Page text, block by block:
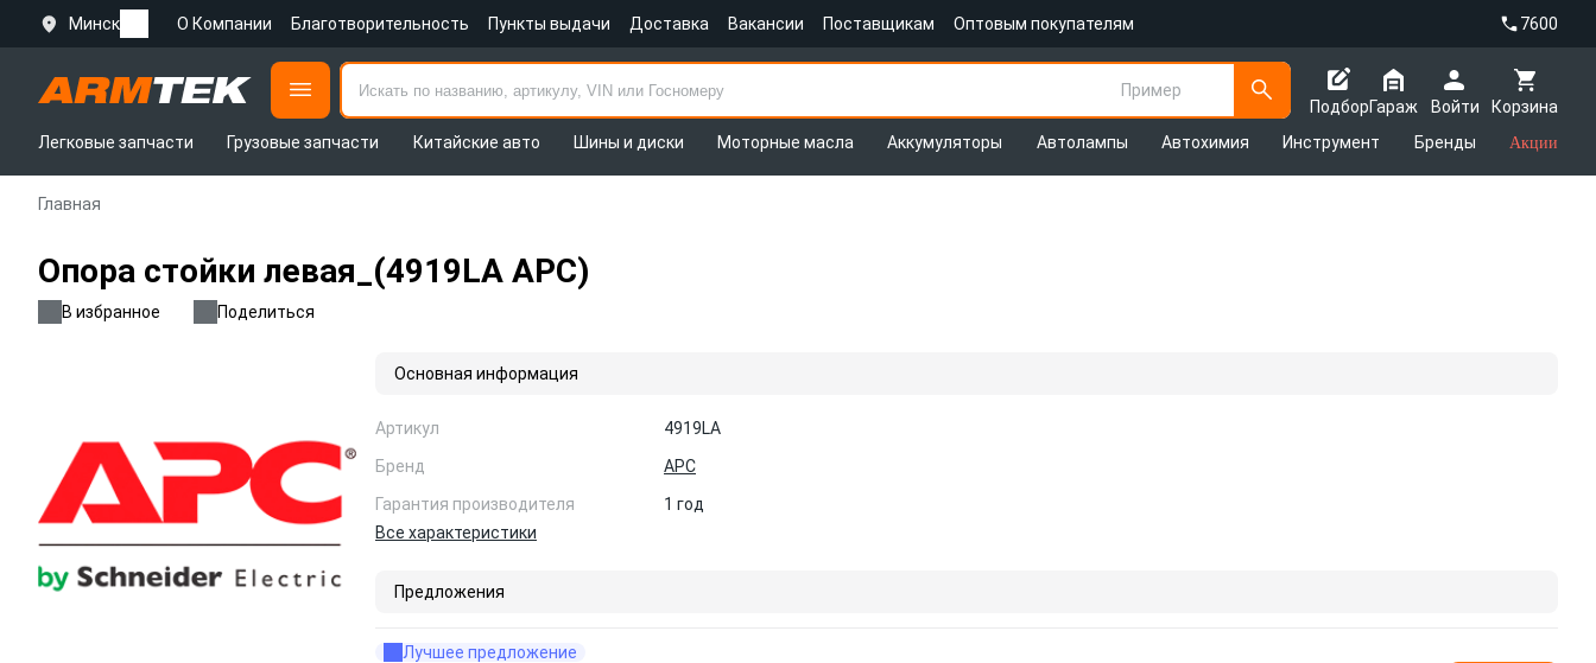
Минск О Компании Благотворительность Пункты выдачи Доставка Вакансии Поставщикам Оптовым покупателям 7600
Пример
Подбор
Корзина
Гараж
Войти
Легковые запчасти
Грузовые запчасти Китайские авто Шины и диски Моторные масла Аккумуляторы Автолампы Автохимия Инструмент Бренды Акции
Главная
Опора стойки левая_(4919LA APC)
В избранное Поделиться
Основная информация
Артикул
4919LA
Бренд
APC
Гарантия производителя
1 год
Все характеристики
Предложения
Лучшее предложение